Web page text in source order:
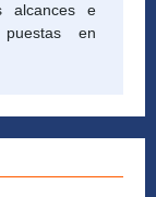
alcances e
en